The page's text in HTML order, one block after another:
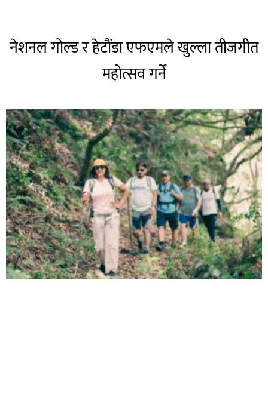
नेशनल गोल्ड र हेटौंडा एफएमले खुल्ला तीजगीत
महोत्सव गर्ने